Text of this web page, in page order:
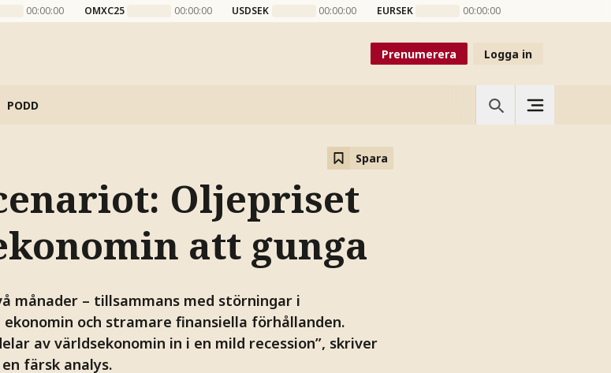
00:00:00 OMXC25 00:00:00 USDSEK 00:00:00 EURSEK 00:00:00
Prenumerera Logga in
PODD
Spara
Oljepriset
att gunga
månader – tillsammans med störningar i
och stramare finansiella förhållanden.
av världsekonomin in i en mild recession”, skriver
färsk analys.